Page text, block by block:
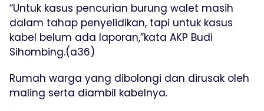
“Untuk kasus pencurian burung walet masih
dalam tahap penyelidikan, tapi untuk kasus
kabel belum ada laporan,”kata AKP Budi
Sihombing.(a36)
Rumah warga yang dibolongi dan dirusak oleh
maling serta diambil kabelnya.